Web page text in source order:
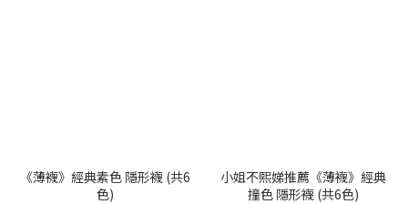
《薄襪》經典素色 隱形襪 (共6
色)
小姐不熙娣推薦《薄襪》經典
撞色 隱形襪 (共6色)